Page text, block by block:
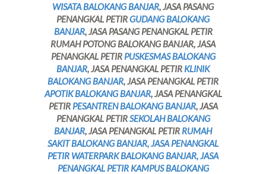
WISATA BALOKANG BANJAR, JASA PASANG
PENANGKAL PETIRGUDANG BALOKANG
BANJAR, JASA PASANG PENANGKAL PETIR
RUMAH POTONG BALOKANG BANJAR, JASA
PENANGKAL PETIR PUSKESMAS BALOKANG
BANJAR, JASA PENANGKAL PETIR KLINIK
BALOKANG BANJAR, JASA PENANGKAL PETIR
APOTIK BALOKANG BANJAR, JASA PENANGKAL
PETIR PESANTREN BALOKANG BANJAR, JASA
PENANGKAL PETIRSEKOLAH BALOKANG
BANJAR, JASA PENANGKAL PETIR RUMAH
SAKIT BALOKANG BANJAR, JASA PENANGKAL
PETIR WATERPARK BALOKANG BANJAR, JASA
PENANGKAL PETIR KAMPUS BALOKANG